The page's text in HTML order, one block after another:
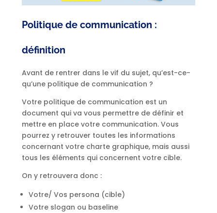
Politique de communication :
définition
Avant de rentrer dans le vif du sujet, qu’est-ce-
qu’une politique de communication ?
Votre politique de communication est un
document qui va vous permettre de définir et
mettre en place votre communication. Vous
pourrez y retrouver toutes les informations
concernant votre charte graphique, mais aussi
tous les éléments qui concernent votre cible.
On y retrouvera donc :
Votre/ Vos persona (cible)
Votre slogan ou baseline